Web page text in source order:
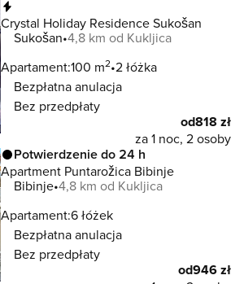
Crystal Holiday Residence Sukošan
Sukošan 4,8 km od Kukljica
Apartament:100 m2 2 łóżka
Bezpłatna anulacja
Bez przedpłaty
od818 zł
za 1 noc, 2 osoby
Potwierdzenie do 24 h
Apartment Puntarožica Bibinje
Bibinje 4,8 km od Kukljica
Apartament:6 łóżek
Bezpłatna anulacja
Bez przedpłaty
od946 zł